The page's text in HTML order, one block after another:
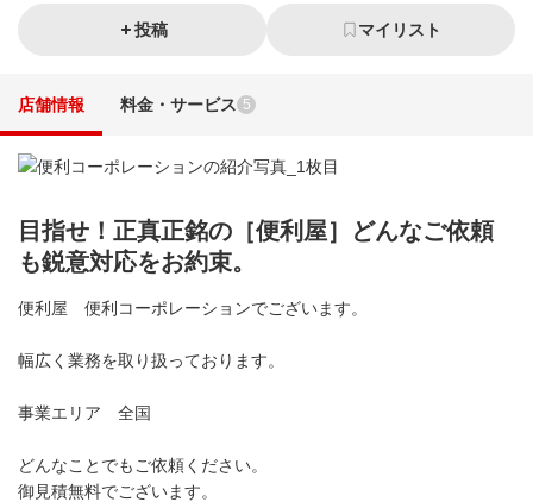
投稿 マイリスト
店舗情報 料金・サービス 5
目指せ！正真正銘の［便利屋］どんなご依頼
も鋭意対応をお約束。
便利屋 便利コーポレーションでございます。
幅広く業務を取り扱っております。
事業エリア 全国
どんなことでもご依頼ください。
御見積無料でございます。